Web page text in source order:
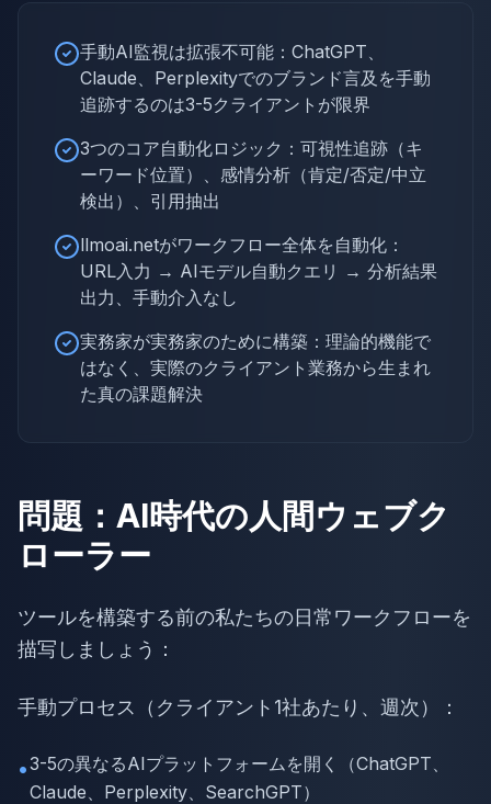
手動AI監視は拡張不可能：ChatGPT、
Claude、Perplexityでのブランド言及を手動
追跡するのは3-5クライアントが限界
3つのコア自動化ロジック：可視性追跡（キ
ーワード位置）、感情分析（肯定/否定/中立
検出）、引用抽出
llmoai.netがワークフロー全体を自動化：
URL入力 → AIモデル自動クエリ → 分析結果
出力、手動介入なし
実務家が実務家のために構築：理論的機能で
はなく、実際のクライアント業務から生まれ
た真の課題解決
問題：AI時代の人間ウェブク
ローラー
ツールを構築する前の私たちの日常ワークフローを
描写しましょう：
手動プロセス（クライアント1社あたり、週次）：
•3-5の異なるAIプラットフォームを開く（ChatGPT、
Claude、Perplexity、SearchGPT）